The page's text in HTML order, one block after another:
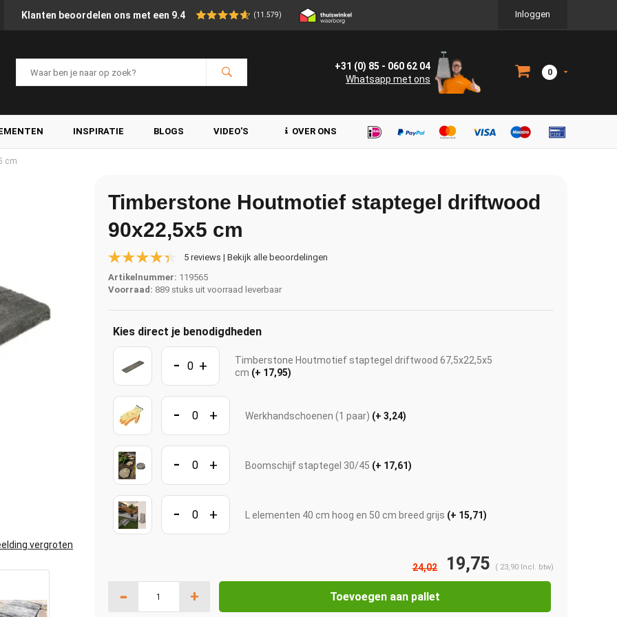
Klanten beoordelen ons met een 9.4 (11.579) Inloggen
+31 (0) 85 - 060 62 04
Whatsapp met ons
0
INSPIRATIE BLOGS VIDEO'S OVER ONS
cm
vergroten
Timberstone Houtmotief staptegel driftwood
90x22,5x5 cm
5 reviews | Bekijk alle beoordelingen
Artikelnummer: 119565
Voorraad: 889 stuks uit voorraad leverbaar
Kies direct je benodigdheden
- +
Timberstone Houtmotief staptegel driftwood 67,5x22,5x5
cm (+ 17,95)
- + Werkhandschoenen (1 paar) (+ 3,24)
- + Boomschijf staptegel 30/45 (+ 17,61)
- + L elementen 40 cm hoog en 50 cm breed grijs (+ 15,71)
24,02 19,75 ( 23,90 Incl. btw)
- + Toevoegen aan pallet